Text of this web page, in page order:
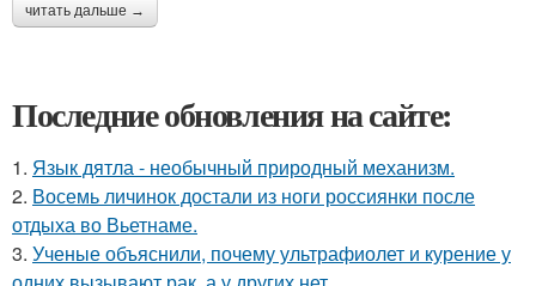
читать дальше →
Последние обновления на сайте:
1. Язык дятла - необычный природный механизм.
2. Восемь личинок достали из ноги россиянки после
отдыха во Вьетнаме.
3. Ученые объяснили, почему ультрафиолет и курение у